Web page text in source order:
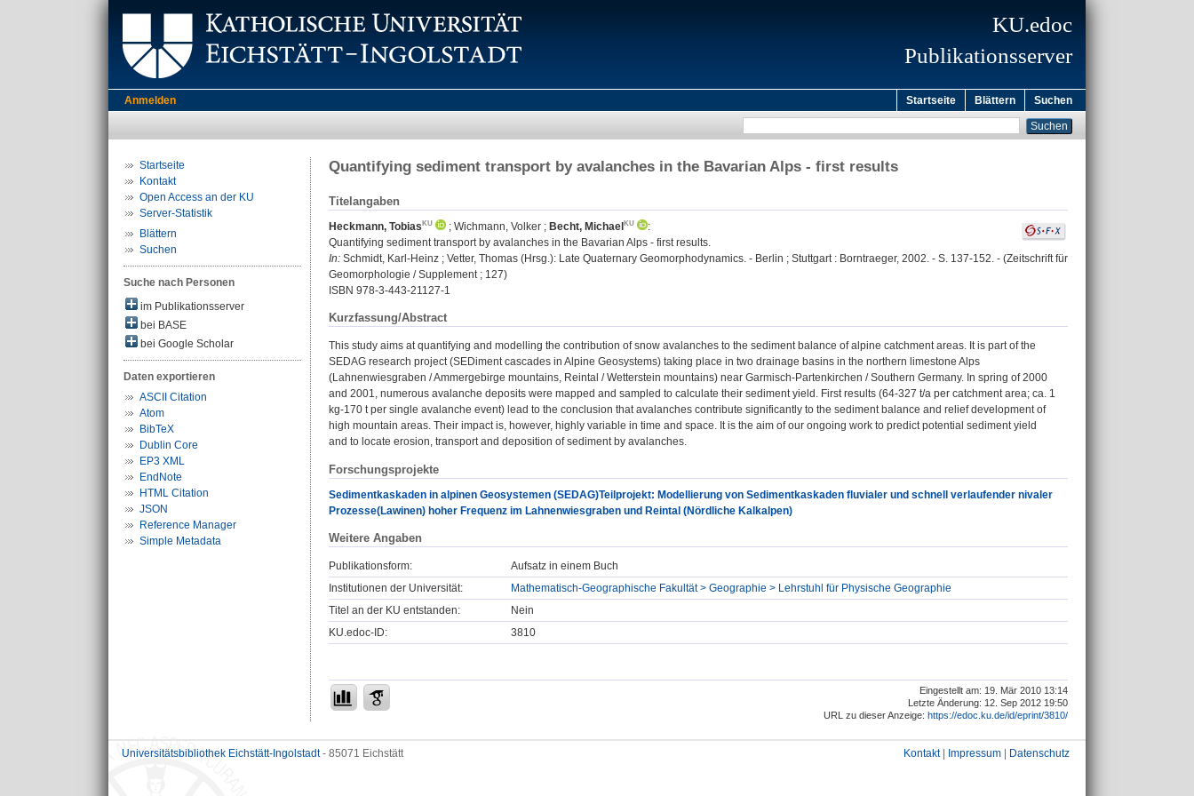
KU.edoc
Publikationsserver
Anmelden Startseite Blättern Suchen
Startseite
Kontakt
Open Access an der KU
Server-Statistik
Blättern
Suchen
Suche nach Personen
im Publikationsserver
bei BASE
bei Google Scholar
Daten exportieren
ASCII Citation
Atom
BibTeX
Dublin Core
EP3 XML
EndNote
HTML Citation
JSON
Reference Manager
Simple Metadata
Quantifying sediment transport by avalanches in the Bavarian Alps - first results
Titelangaben
Heckmann, Tobias ; Wichmann, Volker ; Becht, Michael
:
Quantifying sediment transport by avalanches in the Bavarian Alps - first results.
In: Schmidt, Karl-Heinz ; Vetter, Thomas (Hrsg.): Late Quaternary Geomorphodynamics. - Berlin ; Stuttgart : Borntraeger, 2002. - S. 137-152. - (Zeitschrift für
Geomorphologie / Supplement ; 127)
ISBN 978-3-443-21127-1
Kurzfassung/Abstract
This study aims at quantifying and modelling the contribution of snow avalanches to the sediment balance of alpine catchment areas. It is part of the
SEDAG research project (SEDiment cascades in Alpine Geosystems) taking place in two drainage basins in the northern limestone Alps
(Lahnenwiesgraben / Ammergebirge mountains, Reintal / Wetterstein mountains) near Garmisch-Partenkirchen / Southern Germany. In spring of 2000
and 2001, numerous avalanche deposits were mapped and sampled to calculate their sediment yield. First results (64-327 t/a per catchment area; ca. 1
kg-170 t per single avalanche event) lead to the conclusion that avalanches contribute significantly to the sediment balance and relief development of
high mountain areas. Their impact is, however, highly variable in time and space. It is the aim of our ongoing work to predict potential sediment yield
and to locate erosion, transport and deposition of sediment by avalanches.
Forschungsprojekte
Sedimentkaskaden in alpinen Geosystemen (SEDAG)Teilprojekt: Modellierung von Sedimentkaskaden fluvialer und schnell verlaufender nivaler
Prozesse(Lawinen) hoher Frequenz im Lahnenwiesgraben und Reintal (Nördliche Kalkalpen)
Weitere Angaben
Publikationsform:
Aufsatz in einem Buch
Institutionen der Universität:
Mathematisch-Geographische Fakultät > Geographie > Lehrstuhl für Physische Geographie
Titel an der KU entstanden:
Nein
KU.edoc-ID:
3810
Eingestellt am: 19. Mär 2010 13:14
Letzte Änderung: 12. Sep 2012 19:50
URL zu dieser Anzeige: https://edoc.ku.de/id/eprint/3810/
Universitätsbibliothek Eichstätt-Ingolstadt- 85071 Eichstätt Kontakt| Impressum Datenschutz